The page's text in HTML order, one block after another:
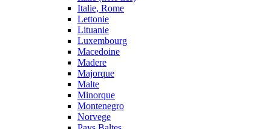
Italie, Rome
Lettonie
Lituanie
Luxembourg
Macedoine
Madere
Majorque
Malte
Minorque
Montenegro
Norvege